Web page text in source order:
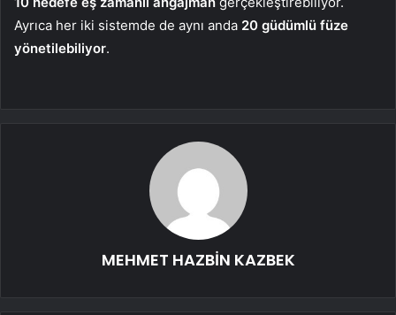
Ayrıca her iki sistemde de aynı anda 20 güdümlü füze
yönetilebiliyor.
MEHMET HAZBİN KAZBEK